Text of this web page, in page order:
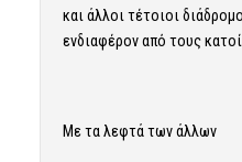
και άλλοι τέτοιοι
ενδιαφέρον από τους
Με τα λεφτά των άλλων